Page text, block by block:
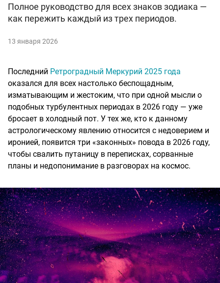
Полное руководство для всех знаков зодиака —
как пережить каждый из трех периодов.
13 января 2026
Последний Ретроградный Меркурий 2025 года
оказался для всех настолько беспощадным,
изматывающим и жестоким, что при одной мысли о
подобных турбулентных периодах в 2026 году — уже
бросает в холодный пот. У тех же, кто к данному
астрологическому явлению относится с недоверием и
иронией, появится три «законных» повода в 2026 году,
чтобы свалить путаницу в переписках, сорванные
планы и недопонимание в разговорах на космос.